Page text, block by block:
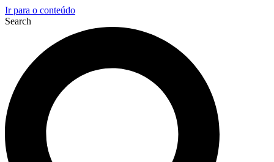
Ir para o conteúdo
Search